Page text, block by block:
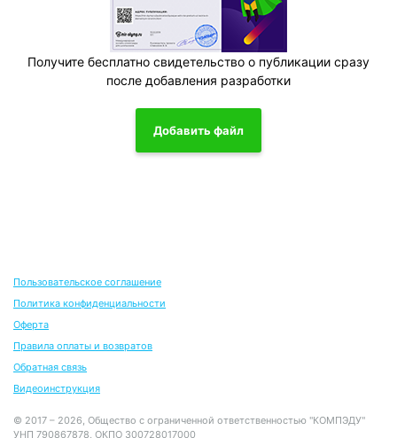
Получите бесплатно свидетельство о публикации сразу
после добавления разработки
Добавить файл
Пользовательское соглашение
Политика конфиденциальности
Оферта
Правила оплаты и возвратов
Обратная связь
Видеоинструкция
© 2017 – 2026, Общество с ограниченной ответственностью "КОМПЭДУ"
УНП 790867878, ОКПО 300728017000